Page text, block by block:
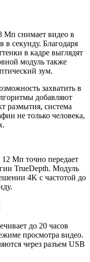
Мп снимает видео в
в секунду. Благодаря
в кадре выглядят
модуль также
зум.
захватить в
добавляют
размытия, система
не только человека,
Мп точно передает
TrueDepth. Модуль
4K с частотой до
до 20 часов
просмотра видео.
через разъем USB